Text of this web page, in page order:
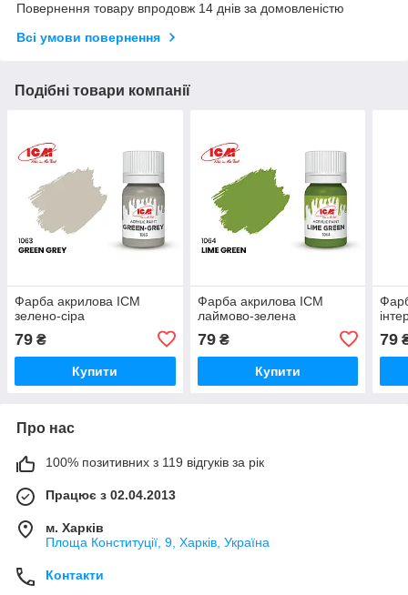
Повернення товару впродовж 14 днів за домовленістю
Всі умови повернення
Подібні товари компанії
Фарба акрилова ICM
зелено-сіра
79 ₴
Купити
Фарба акрилова ICM
лаймово-зелена
79₴
Купити
79
Про нас
100% позитивних з 119 відгуків за рік
Працює з 02.04.2013
м. Харків
Площа Конституції, 9, Харків, Україна
Контакти